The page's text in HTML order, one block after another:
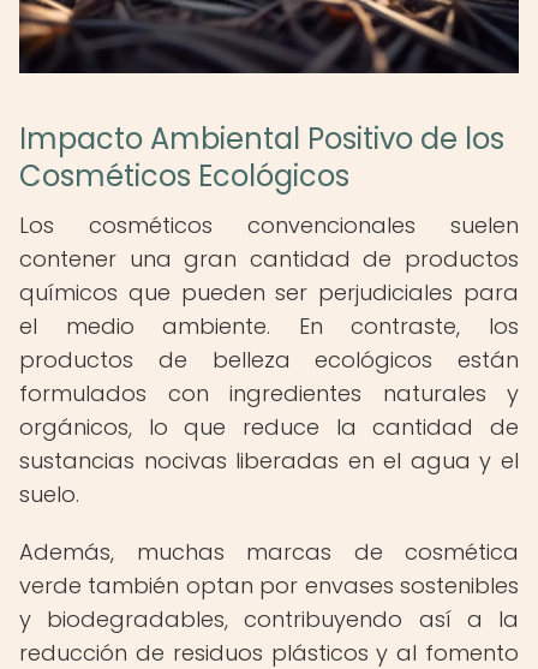
Impacto Ambiental Positivo de los
Cosméticos Ecológicos
Los cosméticos convencionales suelen
contener una gran cantidad de productos
químicos que pueden ser perjudiciales para
el medio ambiente. En contraste, los
productos de belleza ecológicos están
formulados con ingredientes naturales y
orgánicos, lo que reduce la cantidad de
sustancias nocivas liberadas en el agua y el
suelo.
Además, muchas marcas de cosmética
verde también optan por envases sostenibles
y biodegradables, contribuyendo así a la
reducción de residuos plásticos y al fomento